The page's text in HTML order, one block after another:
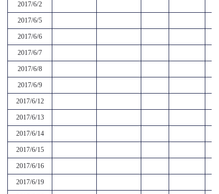
2017/6/2
2017/6/5
2017/6/6
2017/6/7
2017/6/8
2017/6/9
2017/6/12
2017/6/13
2017/6/14
2017/6/15
2017/6/16
2017/6/19